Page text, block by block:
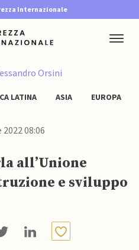
Internazionale
Orsini
LATINA ASIA EUROPA
08:06
all’Unione
e sviluppo